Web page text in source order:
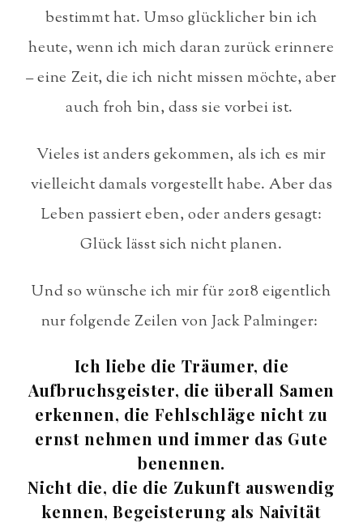
bestimmt hat. Umso glücklicher bin ich
heute, wenn ich mich daran zurück erinnere
– eine Zeit, die ich nicht missen möchte, aber
auch froh bin, dass sie vorbei ist.
Vieles ist anders gekommen, als ich es mir
vielleicht damals vorgestellt habe. Aber das
Leben passiert eben, oder anders gesagt:
Glück lässt sich nicht planen.
Und so wünsche ich mir für 2018 eigentlich
nur folgende Zeilen von Jack Palminger:
Ich liebe die Träumer, die
Aufbruchsgeister, die überall Samen
erkennen, die Fehlschläge nicht zu
ernst nehmen und immer das Gute
benennen.
Nicht die, die die Zukunft auswendig
kennen, Begeisterung als Naivität